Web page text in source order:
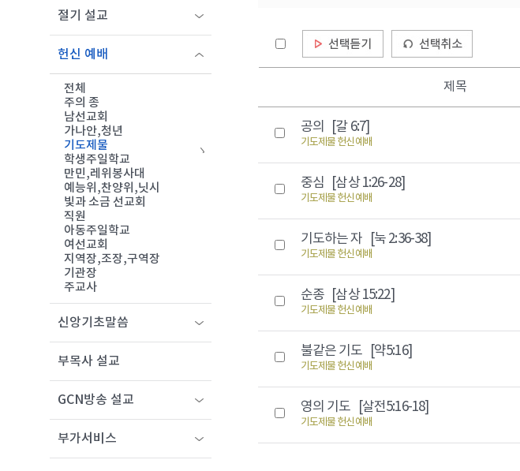
제목
공의 [갈 6:7]
기도제물 헌신예배
중심 [삼상 1:26-28]
기도제물 헌신예배
기도하는 자 [눅 2:36-38]
기도제물 헌신예배
순종 [삼상 15:22]
기도제물 헌신예배
불같은 기도 [약5:16]
기도제물 헌신예배
영의 기도 [살전5:16-18]
기도제물 헌신예배
절기 설교
헌신 예배
전체
주의 종
남선교회
가나안,청년
기도제물
학생주일학교
만민,레위봉사대
예능위,찬양위,닛시
빛과 소금 선교회
직원
아동주일학교
여선교회
지역장,조장,구역장
기관장
주교사
신앙기초말씀
부목사 설교
GCN방송 설교
부가서비스